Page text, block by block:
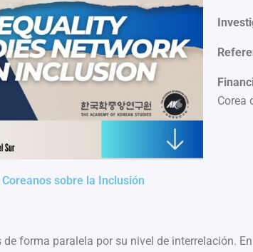
Corea
sobre la Inclusión
forma paralela por su nivel de interrelación.